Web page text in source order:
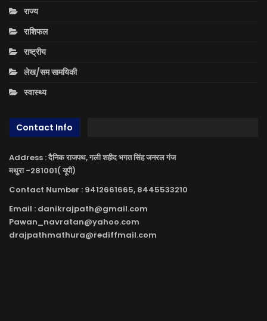
राज्य
राशिफल
राष्ट्रीय
लेख/सम सामयिकी
स्वास्थ्य
Contact Info
Address : दैनिक राजपथ, गली शहीद भगत सिंह जनरल गंज
मथुरा -281001( यूपी)
Contact Number : 9412661665, 8445533210
Email : danikrajpath@gmail.com
Pawan_navratan@yahoo.com
drajpathmathura@rediffmail.com